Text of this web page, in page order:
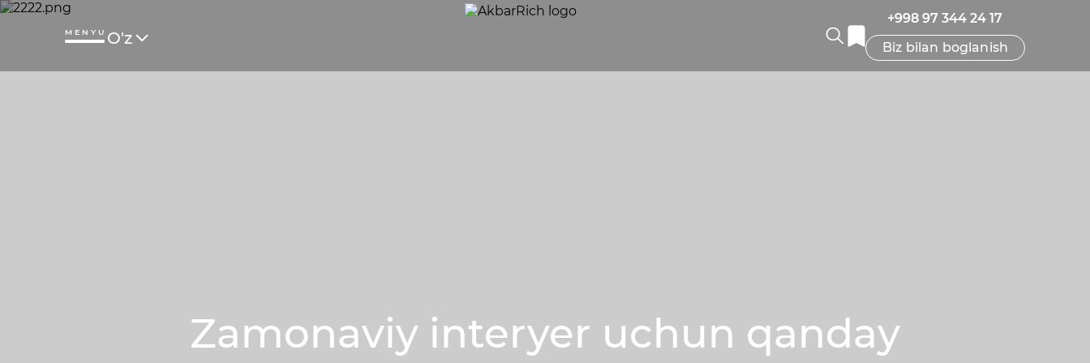
MENYU O'z
+998 97 344 24 17
Biz bilan boglanish
Zamonaviy interyer uchun qanday